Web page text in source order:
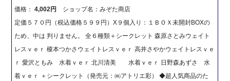
価格：4,002円
ショップ名：みぞた商店
定価５７０円（税込価格５９９円）X９個入り：１ＢＯＸ未開封BOXの
ため、中は 判りません。 全６種類＋シークレット 森原さとみウェイト
レスｖｅｒ 榎本つかさウェイトレスｖｅｒ 高井さやかウェイトレスｖｅ
ｒ 愛沢ともみ 水着ｖｅｒ 北川清美 水着ｖｅｒ 日野森あずさ 水
着ｖｅｒ ＋シークレット（発売元：㈱アトリエ彩） ◆超人気商品のた